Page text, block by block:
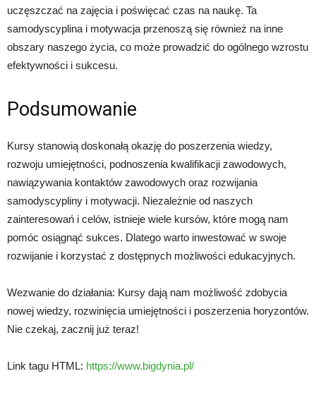
uczęszczać na zajęcia i poświęcać czas na naukę. Ta
samodyscyplina i motywacja przenoszą się również na inne
obszary naszego życia, co może prowadzić do ogólnego wzrostu
efektywności i sukcesu.
Podsumowanie
Kursy stanowią doskonałą okazję do poszerzenia wiedzy,
rozwoju umiejętności, podnoszenia kwalifikacji zawodowych,
nawiązywania kontaktów zawodowych oraz rozwijania
samodyscypliny i motywacji. Niezależnie od naszych
zainteresowań i celów, istnieje wiele kursów, które mogą nam
pomóc osiągnąć sukces. Dlatego warto inwestować w swoje
rozwijanie i korzystać z dostępnych możliwości edukacyjnych.
Wezwanie do działania: Kursy dają nam możliwość zdobycia
nowej wiedzy, rozwinięcia umiejętności i poszerzenia horyzontów.
Nie czekaj, zacznij już teraz!
Link tagu HTML: https://www.bigdynia.pl/